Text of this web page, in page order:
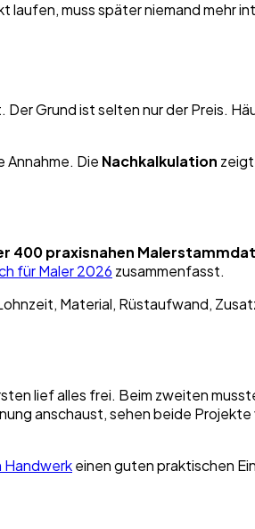
laufen, muss später niemand mehr
Grund ist selten nur der Preis.
Die Nachkalkulation
400 praxisnahen
für Maler 2026 zusammenfasst.
Material, Rüstaufwand,
lief alles frei. Beim zweiten
anschaust, sehen beide Projekte
Handwerkeinen guten praktischen